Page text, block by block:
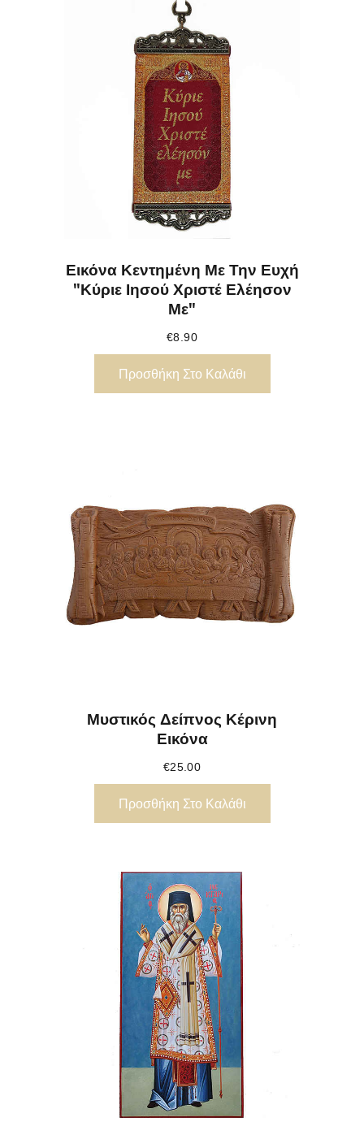
Εικόνα Κεντημένη Με Την Ευχή
"Κύριε Ιησού Χριστέ Ελέησον
Με"
€8.90
Προσθήκη Στο Καλάθι
Μυστικός Δείπνος Κέρινη
Εικόνα
€25.00
Προσθήκη Στο Καλάθι